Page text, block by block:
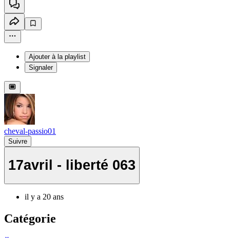
Ajouter à la playlist
Signaler
cheval-passio01
Suivre
17avril - liberté 063
il y a 20 ans
Catégorie